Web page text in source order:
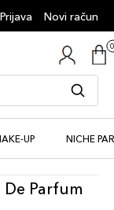
Prijava Novi račun
UP NICHE
De Parfum